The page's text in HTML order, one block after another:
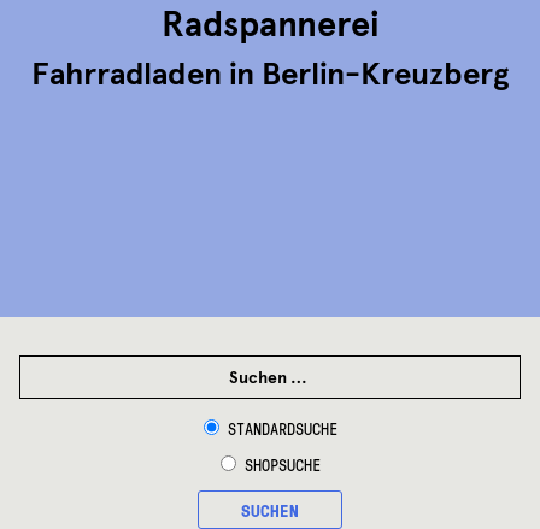
Radspannerei
Fahrradladen in Berlin-Kreuzberg
STANDARDSUCHE
SHOPSUCHE
SUCHEN